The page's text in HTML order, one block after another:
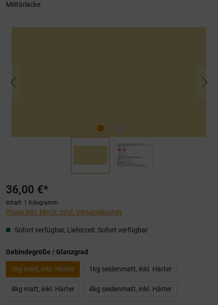
Militärlacke
36,00 €*
Inhalt: 1 Kilogramm
Preise inkl. MwSt. zzgl. Versandkosten
Sofort verfügbar, Lieferzeit: Sofort verfügbar
Gebindegröße / Glanzgrad
1kg matt, inkl. Härter 1kg seidenmatt, inkl. Härter
4kg matt, inkl. Härter 4kg seidenmatt, inkl. Härter